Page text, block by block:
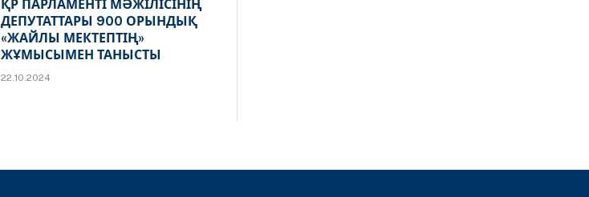
ҚР ПАРЛАМЕНТІ МӘЖІЛІСІНІҢ
ДЕПУТАТТАРЫ 900 ОРЫНДЫҚ
«ЖАЙЛЫ МЕКТЕПТІҢ»
ЖҰМЫСЫМЕН ТАНЫСТЫ
22.10.2024